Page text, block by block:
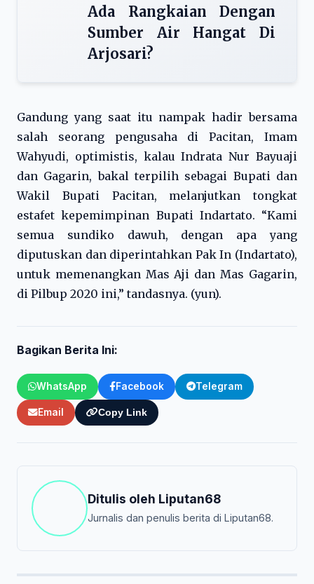
Ada Rangkaian Dengan
Sumber Air Hangat Di
Arjosari?
Gandung yang saat itu nampak hadir bersama
salah seorang pengusaha di Pacitan, Imam
Wahyudi, optimistis, kalau Indrata Nur Bayuaji
dan Gagarin, bakal terpilih sebagai Bupati dan
Wakil Bupati Pacitan, melanjutkan tongkat
estafet kepemimpinan Bupati Indartato. “Kami
semua sundiko dawuh, dengan apa yang
diputuskan dan diperintahkan Pak In (Indartato),
untuk memenangkan Mas Aji dan Mas Gagarin,
di Pilbup 2020 ini,” tandasnya. (yun).
Bagikan Berita Ini:
WhatsApp Facebook Telegram
Email Copy Link
Ditulis oleh Liputan68
Jurnalis dan penulis berita di Liputan68.